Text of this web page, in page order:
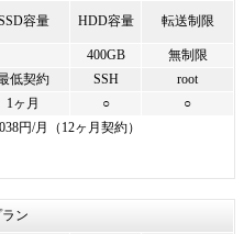
容量 HDD容量 転送制限
400GB
無制限
低契約 SSH
root
1ヶ月 ○
○
円/月（12ヶ月契約）
ン